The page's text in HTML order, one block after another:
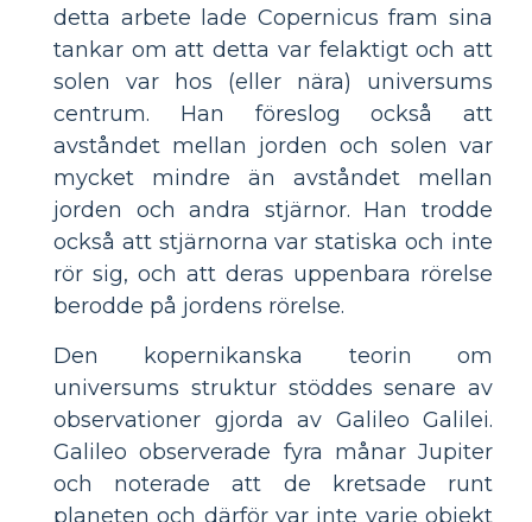
detta arbete lade Copernicus fram sina
tankar om att detta var felaktigt och att
solen var hos (eller nära) universums
centrum. Han föreslog också att
avståndet mellan jorden och solen var
mycket mindre än avståndet mellan
jorden och andra stjärnor. Han trodde
också att stjärnorna var statiska och inte
rör sig, och att deras uppenbara rörelse
berodde på jordens rörelse.
Den kopernikanska teorin om
universums struktur stöddes senare av
observationer gjorda av Galileo Galilei.
Galileo observerade fyra månar Jupiter
och noterade att de kretsade runt
planeten och därför var inte varje objekt